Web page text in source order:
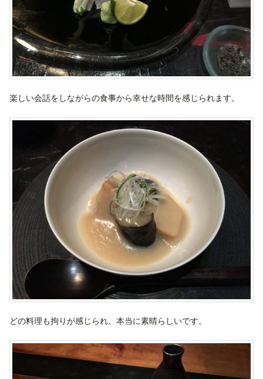
楽しい会話をしながらの食事から幸せな時間を感じられます。
どの料理も拘りが感じられ、本当に素晴らしいです。